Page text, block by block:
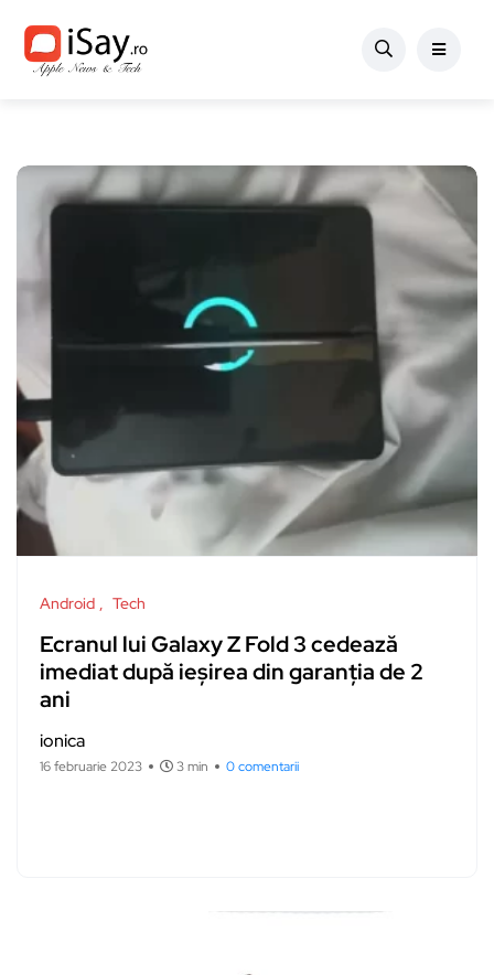
Android Tech
Ecranul lui Galaxy Z Fold 3 cedează
imediat după ieșirea din garanția de 2
ani
ionica
16 februarie 2023 3 min 0 comentarii